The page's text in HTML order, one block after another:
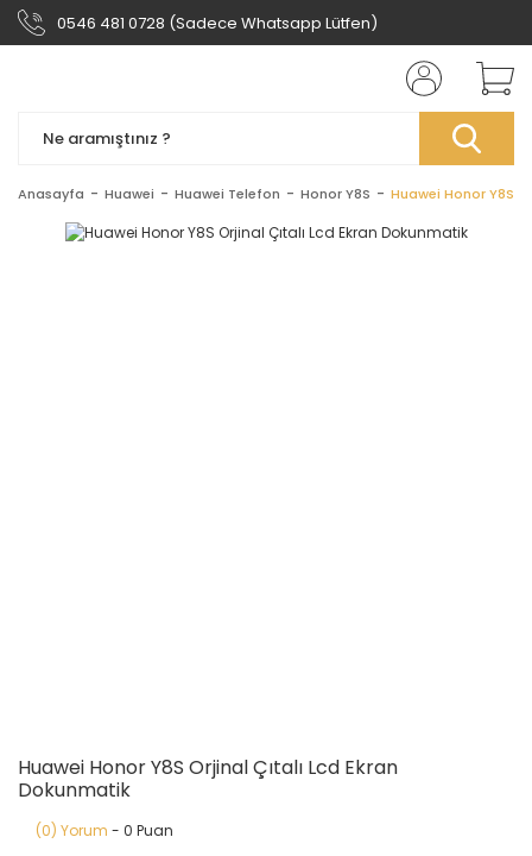
0546 481 0728 (Sadece Whatsapp Lütfen)
Anasayfa Huawei Huawei Telefon Honor Y8S Huawei Honor Y8S
Huawei Honor Y8S Orjinal Çıtalı Lcd Ekran
Dokunmatik
(0) Yorum - 0 Puan